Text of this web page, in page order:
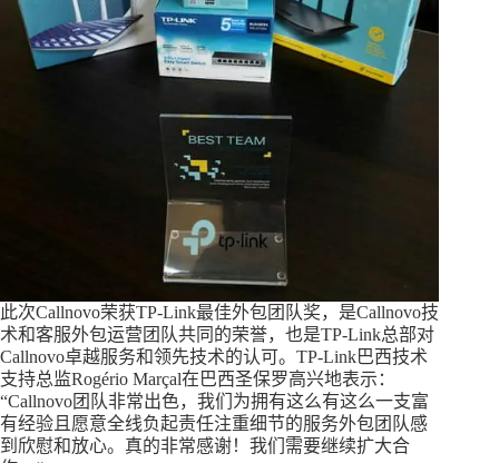
此次Callnovo荣获TP-Link最佳外包团队奖，是Callnovo技
术和客服外包运营团队共同的荣誉，也是TP-Link总部对
Callnovo卓越服务和领先技术的认可。TP-Link巴西技术
支持总监Rogério Marçal在巴西圣保罗高兴地表示：
“Callnovo团队非常出色，我们为拥有这么有这么一支富
有经验且愿意全线负起责任注重细节的服务外包团队感
到欣慰和放心。真的非常感谢！我们需要继续扩大合